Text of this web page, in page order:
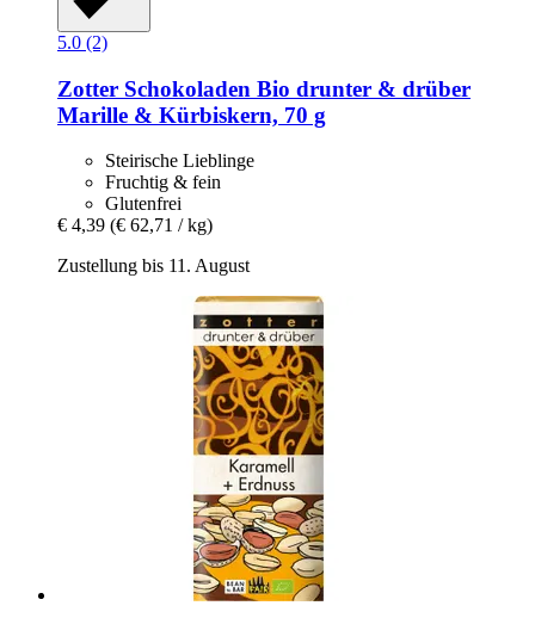
5.0 (2)
Zotter Schokoladen Bio drunter & drüber
Marille & Kürbiskern, 70 g
Steirische Lieblinge
Fruchtig & fein
Glutenfrei
€ 4,39 (€ 62,71 / kg)
Zustellung bis 11. August